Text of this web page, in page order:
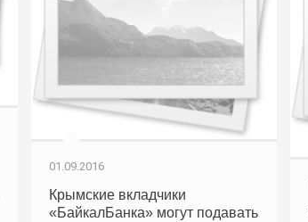
01.09.2016
Крымские вкладчики
«БайкалБанка» могут подавать